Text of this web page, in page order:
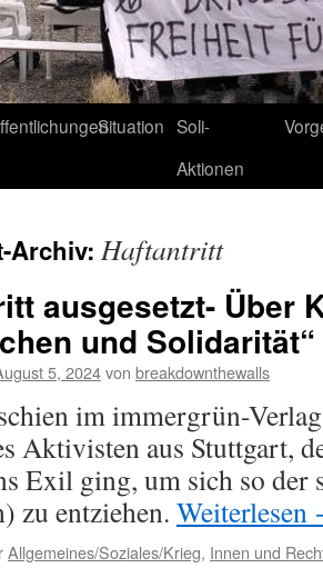
Situation Soli-
Aktionen
Archiv: Haftantritt
ausgesetzt- Über
und Solidarität“
5, 2024von breakdownthewalls
im immergrün-
Aktivisten aus Stuttgart,
Exil ging, um sich so der
zu entziehen. Weiterlesen
Allgemeines/Soziales/Krieg, Innen und